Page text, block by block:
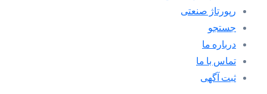
رپورتاژ صنعتی
جستجو
درباره ما
تماس با ما
ثبت آگهی